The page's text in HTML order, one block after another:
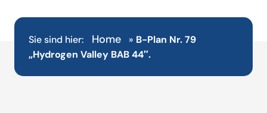
Sie sind hier: Home » B-Plan Nr. 79
„Hydrogen Valley BAB 44″.